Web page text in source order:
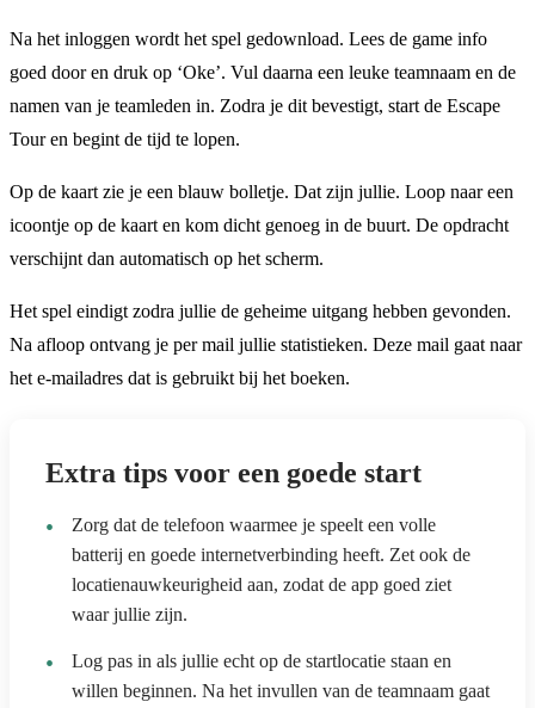
Na het inloggen wordt het spel gedownload. Lees de game info
goed door en druk op ‘Oke’. Vul daarna een leuke teamnaam en de
namen van je teamleden in. Zodra je dit bevestigt, start de Escape
Tour en begint de tijd te lopen.
Op de kaart zie je een blauw bolletje. Dat zijn jullie. Loop naar een
icoontje op de kaart en kom dicht genoeg in de buurt. De opdracht
verschijnt dan automatisch op het scherm.
Het spel eindigt zodra jullie de geheime uitgang hebben gevonden.
Na afloop ontvang je per mail jullie statistieken. Deze mail gaat naar
het e-mailadres dat is gebruikt bij het boeken.
Extra tips voor een goede start
Zorg dat de telefoon waarmee je speelt een volle
batterij en goede internetverbinding heeft. Zet ook de
locatienauwkeurigheid aan, zodat de app goed ziet
waar jullie zijn.
Log pas in als jullie echt op de startlocatie staan en
willen beginnen. Na het invullen van de teamnaam gaat